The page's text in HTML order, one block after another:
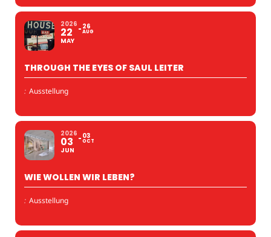
2026
22
MAY
26
AUG
THROUGH THE EYES OF SAUL LEITER
: Ausstellung
2026
03
JUN
03
OCT
WIE WOLLEN WIR LEBEN?
: Ausstellung